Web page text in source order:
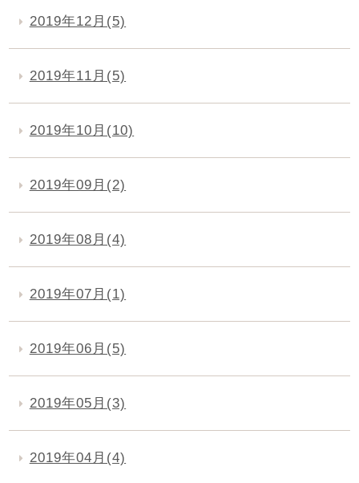
2019年12月(5)
2019年11月(5)
2019年10月(10)
2019年09月(2)
2019年08月(4)
2019年07月(1)
2019年06月(5)
2019年05月(3)
2019年04月(4)